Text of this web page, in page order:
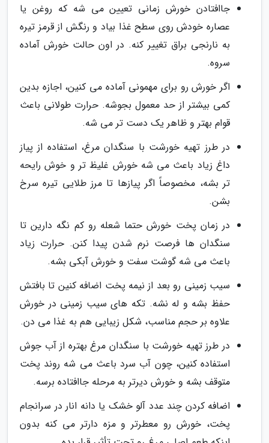
جاافتادن خورش زمانی تعیین می شه که روغن یا
عصاره خودش روی سطح غذا بیاد و رنگش از قرمز تیره
به نارنجی براق تغییر کنه. در اون حالت خورش آماده
سروه.
اگر خورش رو برای مهمونی آماده می کنین، اجازه بدین
کمی بیشتر از حد معمول بجوشه. حرارت طولانی باعث
قوام بهتر و ظاهر یک دست تر می شه.
در طرز تهیه خورشت با سنگدان مرغ، استفاده از پیاز
داغ زیاد باعث می شه خورش غلیظ تر و خوش رایحه
تر بشه، مخصوصاً اگر پیازها تا مرز طلایی تیره سرخ
بشن.
در زمان پخت خورش حتما شعله رو کم نگه دارین تا
سنگدان ها فرصت نرم شدن پیدا کنن. حرارت زیاد
باعث می شه گوشت سفت و خورش آبکی بشه.
سیب زمینی رو بعد از نیمه پخت اضافه کنین تا بافتش
حفظ بشه و له نشه. تکه های سیب زمینی در خورش
علاوه بر حجم مناسب، شکل زیبایی هم به غذا می دن.
در طرز تهیه خورشت با سنگدان مرغ بهتره از آب جوش
استفاده کنین، چون آب سرد باعث می شه روند پخت
متوقف بشه و خورش دیرتر به مرحله جاافتاده برسه.
اضافه کردن چند عدد آلو خشک یا دانه انار در سرانجام
پخت، خورش رو معطرتر و مزه دارتر می کنه بدون